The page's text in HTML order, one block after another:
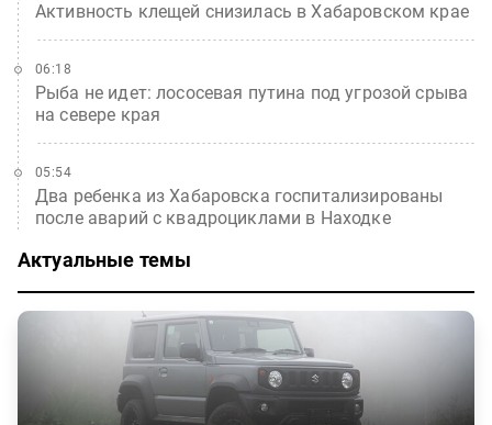
Активность клещей снизилась в Хабаровском крае
Рыба не идет: лососевая путина под угрозой срыва
на севере края
06:18
Два ребенка из Хабаровска госпитализированы
после аварий с квадроциклами в Находке
05:54
Актуальные темы